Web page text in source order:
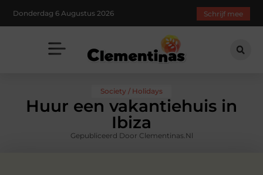
Donderdag 6 Augustus 2026 Schrijf mee
Society / Holidays
Huur een vakantiehuis in
Ibiza
Gepubliceerd Door Clementinas.nl